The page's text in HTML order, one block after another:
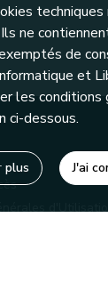
techniques
ne
de
et
les conditions
ci-dessous.
plus J'ai